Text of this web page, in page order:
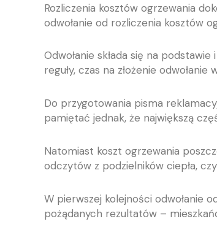
Rozliczenia kosztów ogrzewania
odwołanie od rozliczenia kosztów
Odwołanie składa się na
reguły, czas na złożenie
Do przygotowania pisma
pamiętać jednak, że największą
Natomiast koszt ogrzewania
odczytów z podzielników ciepła,
W pierwszej kolejności odwołanie
pożądanych rezultatów –